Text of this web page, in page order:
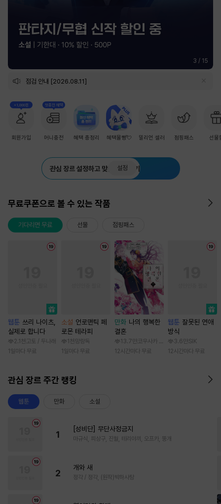
3 / 15
점검 안내 [2026.08.11]
+1,000원
회원가입
첫충전 혜택
머니충전 혜택 총정리 혜택몰빵💘 밀리언 셀러 점핑패스 선물
관심 장르 설정하고 맞춤 추천 받기
설정
무료쿠폰으로 볼 수 있는 작품
기다리면 무료 선물 점핑패스
웹툰 쓰리 나이츠,
실제로 합니다
2.1천 고토 / 두나래
1일마다 무료
소설 언로맨틱 페
로몬 테라피
1천 망랑독
1일마다 무료
만화 나의 행복한
결혼
13.7만 코우사카 리토 / 아기토기 아쿠미
12시간마다 무료
웹툰 잘못된 연애
방식
3.6만 SIK
12시간마다 무료
관심 장르 주간 랭킹
웹툰 만화 소설
1
[성비단] 무단사정금지
마규식, 피상구, 진월, 테리야끼, 오프카, 뚱개
2
개와 새
정각 / 정각, (원작)박하사탕